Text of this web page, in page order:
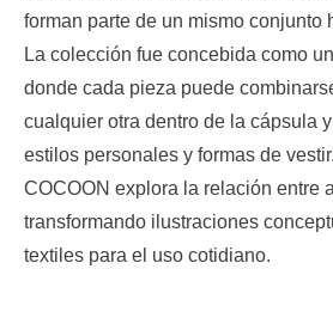
forman parte de un mismo conjunto
La colección fue concebida como
donde cada pieza puede
cualquier otra dentro de la cápsula
estilos personales y formas de vestir.
COCOON explora la relación entre
transformando ilustraciones
textiles para el uso cotidiano.